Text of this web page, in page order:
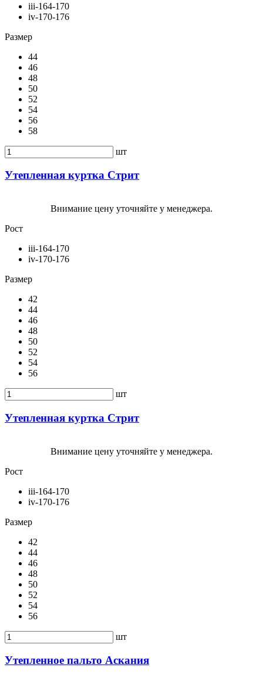
iii-164-170
iv-170-176
Размер
44
46
48
50
52
54
56
58
шт
Утепленная куртка Стрит
Внимание цену уточняйте у менеджера.
Рост
iii-164-170
iv-170-176
Размер
42
44
46
48
50
52
54
56
шт
Утепленная куртка Стрит
Внимание цену уточняйте у менеджера.
Рост
iii-164-170
iv-170-176
Размер
42
44
46
48
50
52
54
56
шт
Утепленное пальто Аскания